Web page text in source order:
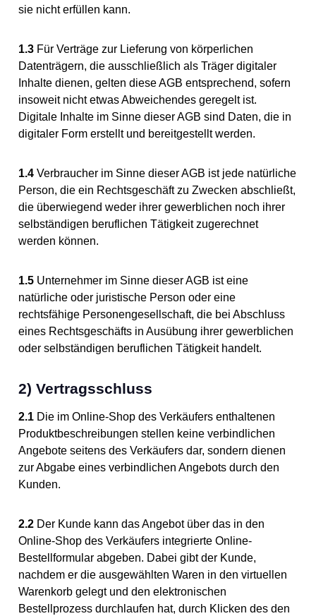
sie nicht erfüllen kann.
1.3 Für Verträge zur Lieferung von körperlichen
Datenträgern, die ausschließlich als Träger digitaler
Inhalte dienen, gelten diese AGB entsprechend, sofern
insoweit nicht etwas Abweichendes geregelt ist.
Digitale Inhalte im Sinne dieser AGB sind Daten, die in
digitaler Form erstellt und bereitgestellt werden.
1.4 Verbraucher im Sinne dieser AGB ist jede natürliche
Person, die ein Rechtsgeschäft zu Zwecken abschließt,
die überwiegend weder ihrer gewerblichen noch ihrer
selbständigen beruflichen Tätigkeit zugerechnet
werden können.
1.5 Unternehmer im Sinne dieser AGB ist eine
natürliche oder juristische Person oder eine
rechtsfähige Personengesellschaft, die bei Abschluss
eines Rechtsgeschäfts in Ausübung ihrer gewerblichen
oder selbständigen beruflichen Tätigkeit handelt.
2) Vertragsschluss
2.1 Die im Online-Shop des Verkäufers enthaltenen
Produktbeschreibungen stellen keine verbindlichen
Angebote seitens des Verkäufers dar, sondern dienen
zur Abgabe eines verbindlichen Angebots durch den
Kunden.
2.2 Der Kunde kann das Angebot über das in den
Online-Shop des Verkäufers integrierte Online-
Bestellformular abgeben. Dabei gibt der Kunde,
nachdem er die ausgewählten Waren in den virtuellen
Warenkorb gelegt und den elektronischen
Bestellprozess durchlaufen hat, durch Klicken des den